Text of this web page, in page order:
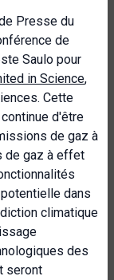
Presse du
de
Saulo pour
in Science,
Cette
d'être
de gaz à
de gaz à effet
dans
climatique
des
seront